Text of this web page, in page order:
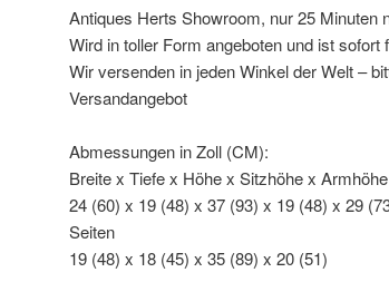
Antiques Herts Showroom, nur 25 Minuten
Wird in toller Form angeboten und ist
Wir versenden in jeden Winkel der Welt –
Versandangebot
Abmessungen in Zoll (CM):
Breite x Tiefe x Höhe x Sitzhöhe x Armhöhe
24 (60) x 19 (48) x 37 (93) x 19 (48) x 29
Seiten
19 (48) x 18 (45) x 35 (89) x 20 (51)